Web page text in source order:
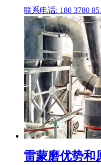
联系电话: 180 3780
雷蒙磨优势和